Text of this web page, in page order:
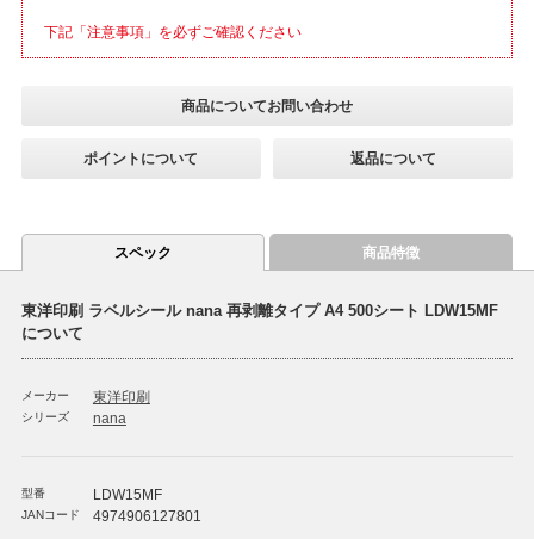
下記「注意事項」を必ずご確認ください
商品についてお問い合わせ
ポイントについて 返品について
スペック 商品特徴
東洋印刷 ラベルシール nana 再剥離タイプ A4 500シート LDW15MF
について
メーカー 東洋印刷
シリーズ nana
型番 LDW15MF
JANコード 4974906127801